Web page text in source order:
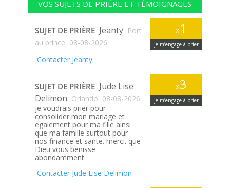
VOS SUJETS DE PRIÈRE ET TÉMOIGNAGES
x1
je m’engage à prier
SUJET DE PRIÈRE Jeanty Port
au prince 08-08-2026
Contacter Jeanty
x3
je m’engage à prier
SUJET DE PRIÈRE Jude Lise
Delimon Orlando 08-08-2026
je voudrais prier pour
consolider mon mariage et
egalement pour ma fille ainsi
que ma famille surtout pour
nos finance et sante. merci. que
Dieu vous benisse
abondamment.
Contacter Jude Lise Delimon